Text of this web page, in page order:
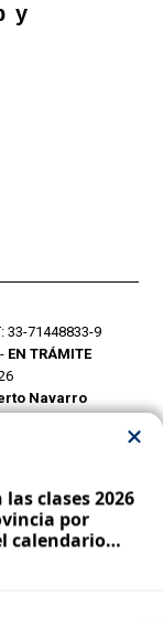
y
33-71448833-9
EN TRÁMITE
Navarro